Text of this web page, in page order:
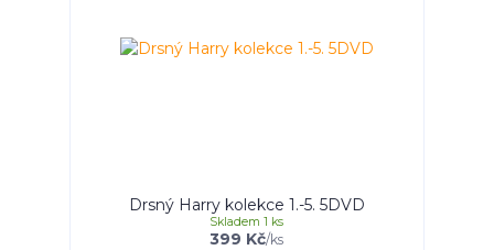
Drsný Harry kolekce 1.-5. 5DVD
399 Kč/ks
Skladem 1 ks